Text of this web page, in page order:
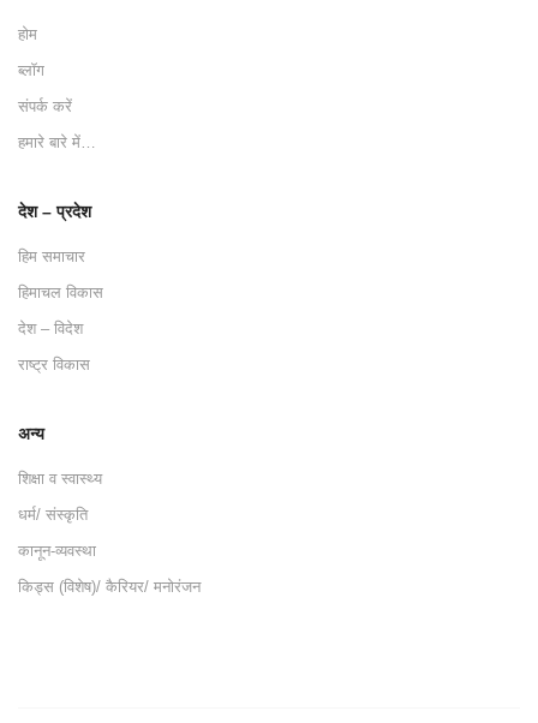
होम
ब्लॉग
संपर्क करें
हमारे बारे में…
देश – प्रदेश
हिम समाचार
हिमाचल विकास
देश – विदेश
राष्ट्र विकास
अन्य
शिक्षा व स्वास्थ्य
धर्म/ संस्कृति
कानून-व्यवस्था
किड्स (विशेष)/ कैरियर/ मनोरंजन